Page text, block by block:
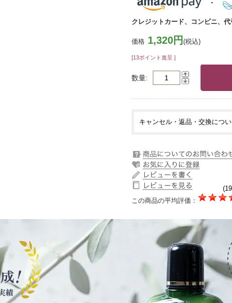
クレジットカード、コンビニ、
価格 1,320円 (税込)
[13ポイント進呈 ]
数量
キャンセル・返品・交換につ
この商品の平均評価：